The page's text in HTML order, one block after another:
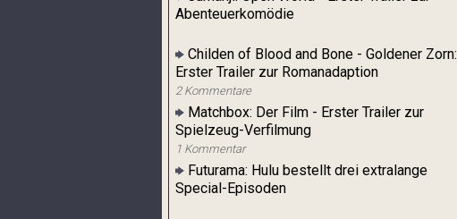
Abenteuerkomödie
Childen of Blood and Bone - Goldener Zorn:
Erster Trailer zur Romanadaption
2 Kommentare
Matchbox: Der Film - Erster Trailer zur
Spielzeug-Verfilmung
1 Kommentar
Futurama: Hulu bestellt drei extralange
Special-Episoden